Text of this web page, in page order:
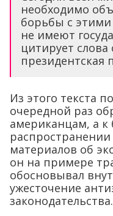
необходимо
борьбы с
не имеют
цитирует
президентская
Из этого текста
очередной раз
американцам, а к
материалов об
он на примере
обосновывал
ужесточение
законодательства.